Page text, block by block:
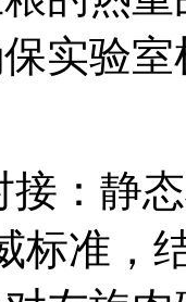
实验
：静
标准，